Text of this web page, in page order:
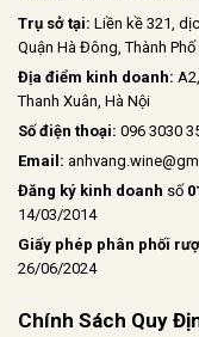
Trụ sở tại: Liền kề 321,
Quận Hà Đông, Thành Phố
Địa điểm kinh doanh:
Thanh Xuân, Hà Nội
Số điện thoại: 096 3030
Email:
Đăng ký kinh doanh số
14/03/2014
Giấy phép phân phối
26/06/2024
Chính Sách Quy